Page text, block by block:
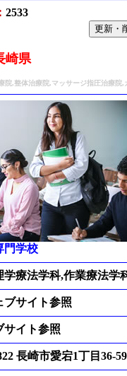
2533
崎県
院,整体治療院,マッサージ指圧治療院
門学校
学療法学科,作業療法学
ブサイト参照
サイト参照
長崎市愛宕1丁目36-59